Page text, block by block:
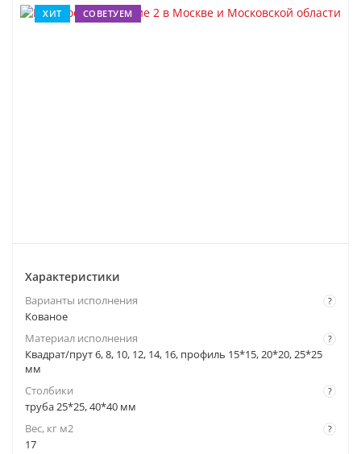
ХИТ СОВЕТУЕМ
Характеристики
?
Варианты исполнения
Кованое
?
Материал исполнения
Квадрат/прут 6, 8, 10, 12, 14, 16, профиль 15*15, 20*20, 25*25
мм
?
Столбики
труба 25*25, 40*40 мм
?
Вес, кг м2
17